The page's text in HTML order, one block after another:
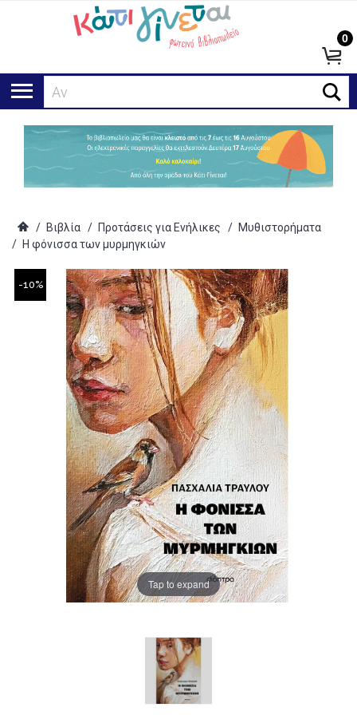
Αναζήτ
0
/ Βιβλία / Προτάσεις για Ενήλικες / Μυθιστορήματα
/ Η φόνισσα των μυρμηγκιών
-10%
Tap to expand